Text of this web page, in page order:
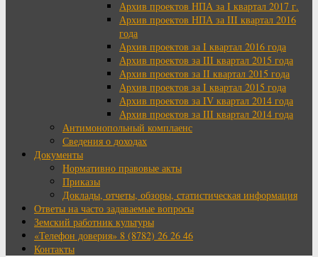
Архив проектов НПА за I квартал 2017 г.
Архив проектов НПА за III квартал 2016
года
Архив проектов за I квартал 2016 года
Архив проектов за III квартал 2015 года
Архив проектов за II квартал 2015 года
Архив проектов за I квартал 2015 года
Архив проектов за IV квартал 2014 года
Архив проектов за III квартал 2014 года
Антимонопольный комплаенс
Сведения о доходах
Документы
Нормативно правовые акты
Приказы
Доклады, отчеты, обзоры, статистическая информация
Ответы на часто задаваемые вопросы
Земский работник культуры
«Телефон доверия» 8 (8782) 26 26 46
Контакты